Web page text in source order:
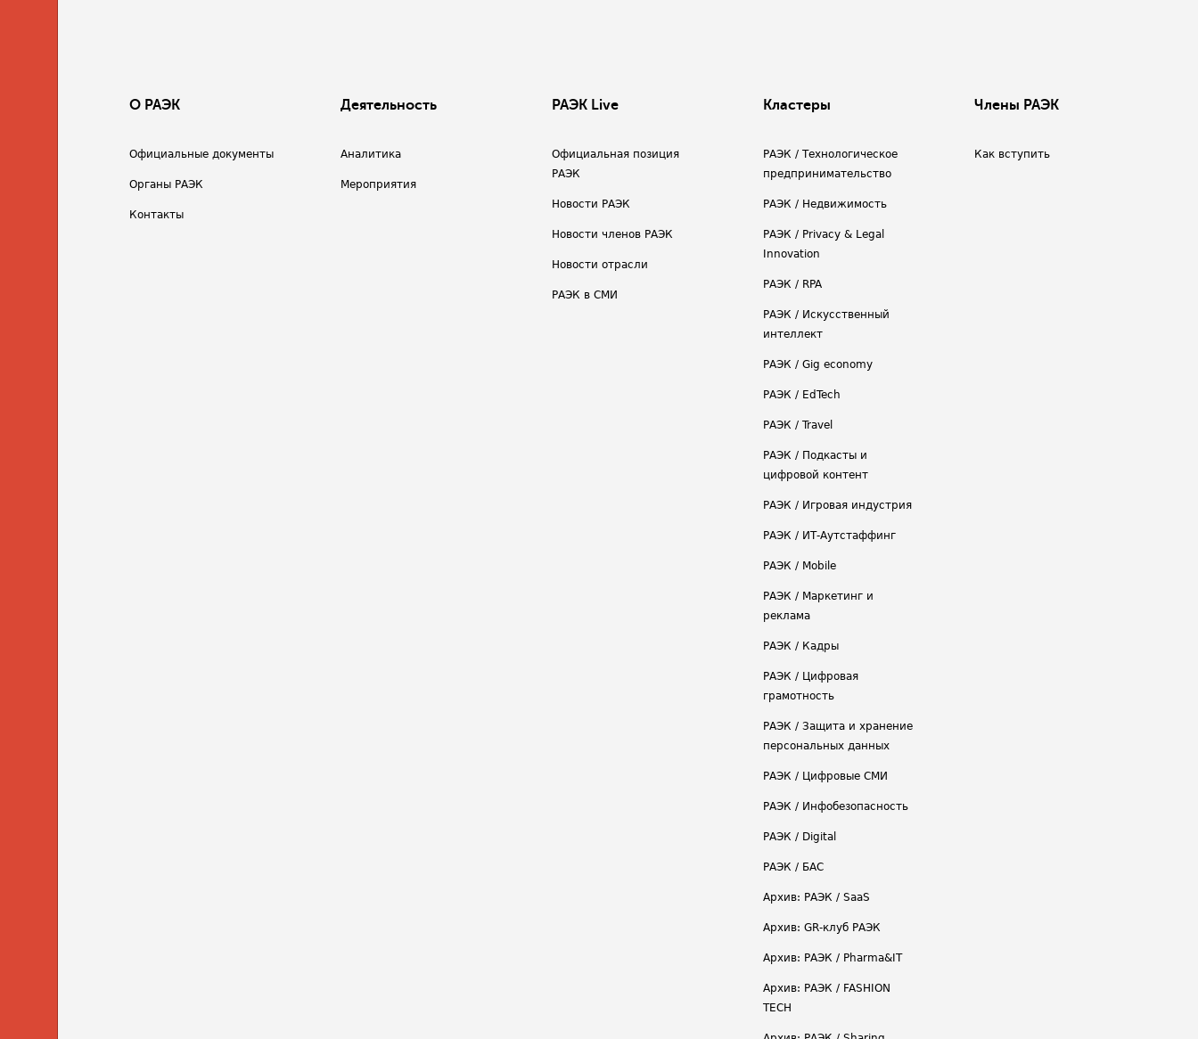
О РАЭК
Официальные документы
Органы РАЭК
Контакты
Деятельность
Аналитика
Мероприятия
РАЭК Live
Официальная позиция
РАЭК
Новости РАЭК
Новости членов РАЭК
Новости отрасли
РАЭК в СМИ
Кластеры
РАЭК / Технологическое
предпринимательство
РАЭК / Недвижимость
РАЭК / Privacy & Legal
Innovation
РАЭК / RPA
РАЭК / Искусственный
интеллект
РАЭК / Gig economy
РАЭК / EdTech
РАЭК / Travel
РАЭК / Подкасты и
цифровой контент
РАЭК / Игровая индустрия
РАЭК / ИТ-Аутстаффинг
РАЭК / Mobile
РАЭК / Маркетинг и
реклама
РАЭК / Кадры
РАЭК / Цифровая
грамотность
РАЭК / Защита и хранение
персональных данных
РАЭК / Цифровые СМИ
РАЭК / Инфобезопасность
РАЭК / Digital
РАЭК / БАС
Архив: РАЭК / SaaS
Архив: GR-клуб РАЭК
Архив: РАЭК / Pharma&IT
Архив: РАЭК / FASHION
TECH
Члены РАЭК
Как вступить